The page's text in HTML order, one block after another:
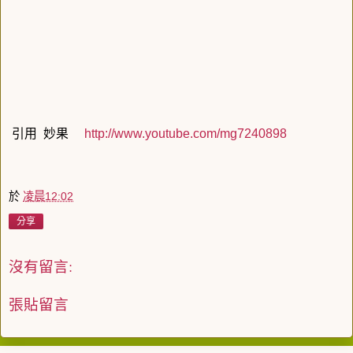
引用 妙果 http://www.youtube.com/mg7240898
於 凌晨12:02
分享
沒有留言:
張貼留言